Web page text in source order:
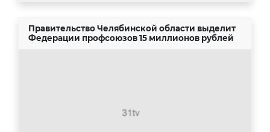
Правительство Челябинской области выделит
Федерации профсоюзов 15 миллионов рублей